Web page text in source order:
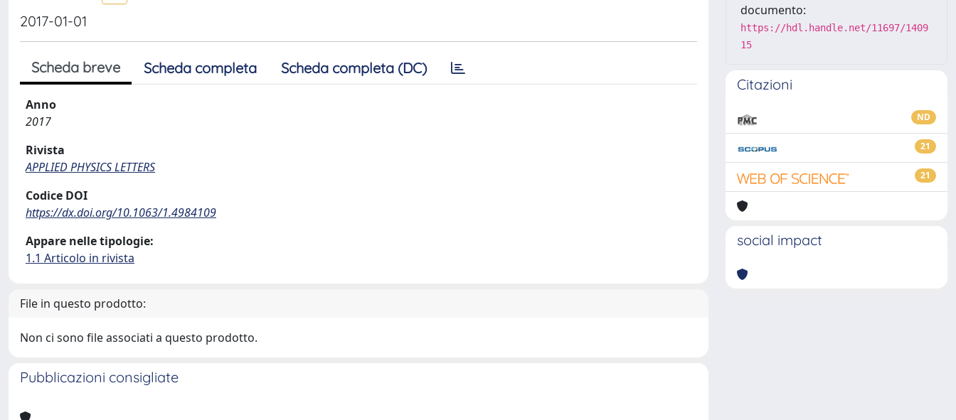
2017-01-01
Scheda breve Scheda completa Scheda completa (DC)
Anno
2017
Rivista
APPLIED PHYSICS LETTERS
Codice DOI
https://dx.doi.org/10.1063/1.4984109
Appare nelle tipologie:
1.1 Articolo in rivista
File in questo prodotto:
Non ci sono file associati a questo prodotto.
Pubblicazioni consigliate
documento:
https://hdl.handle.net/11697/1409
15
Citazioni
ND
21
21
social impact